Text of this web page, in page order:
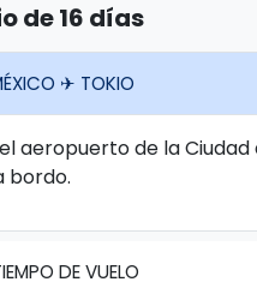
de 16 días
✈ TOKIO
aeropuerto de la
bordo.
DE VUELO